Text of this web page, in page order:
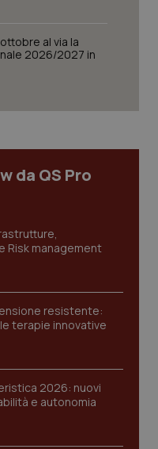
al via la
2026/2027 in
da QS Pro
Risk management
resistente:
terapie innovative
2026: nuovi
e autonomia
Marketing
di base quali la
è in grado di
Fornitore/Dominio
YouTube